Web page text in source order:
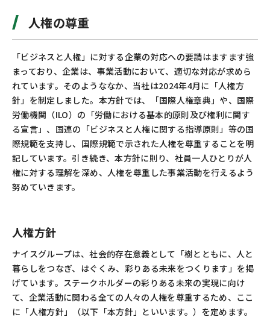
人権の尊重
「ビジネスと人権」に対する企業の対応への要請はますます強
まっており、企業は、事業活動において、適切な対応が求めら
れています。そのようななか、当社は2024年4月に「人権方
針」を制定しました。本方針では、「国際人権章典」や、国際
労働機関（ILO）の「労働における基本的原則及び権利に関す
る宣言」、国連の「ビジネスと人権に関する指導原則」等の国
際規範を支持し、国際規範で示された人権を尊重することを明
記しています。引き続き、本方針に則り、社員一人ひとりが人
権に対する理解を深め、人権を尊重した事業活動を行えるよう
努めていきます。
人権方針
ナイスグループは、社会的存在意義として「樹とともに、人と
暮らしをつなぎ、はぐくみ、彩りある未来をつくります」を掲
げています。ステークホルダーの彩りある未来の実現に向け
て、企業活動に関わる全ての人々の人権を尊重するため、ここ
に「人権方針」（以下「本方針」といいます。）を定めます。